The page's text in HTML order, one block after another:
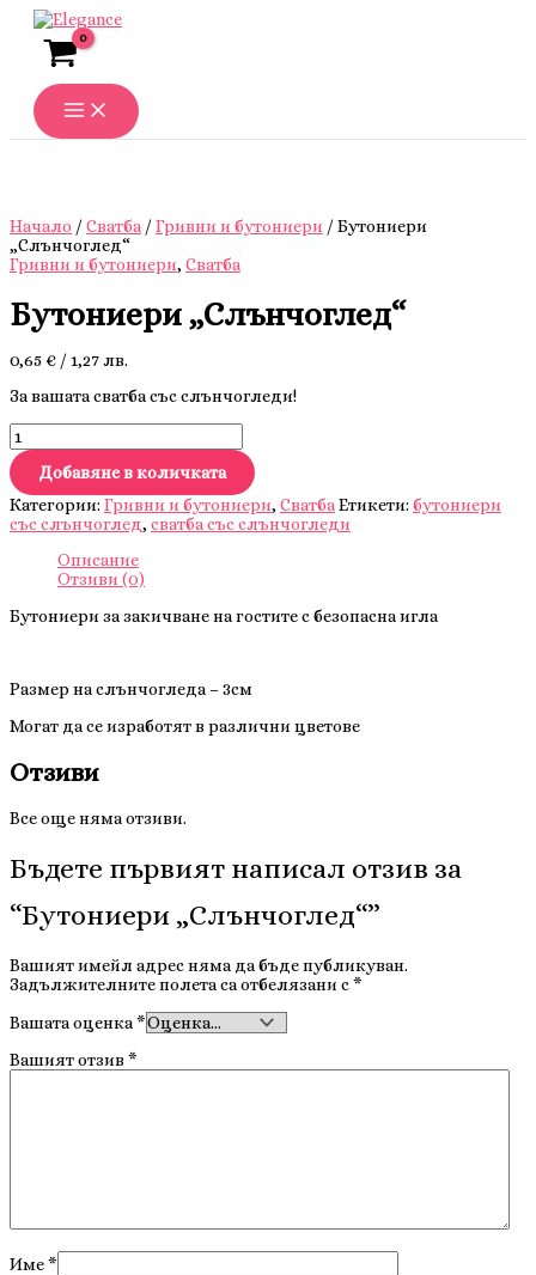
Skip
content
Начало / Сватба / Гривни и бутониери / Бутониери
„Слънчоглед“
Гривни и бутониери, Сватба
Бутониери „Слънчоглед“
0,65 € / 1,27 лв.
За вашата сватба със слънчогледи!
количество
за
Бутониери
"Слънчоглед"
Добавяне в количката
Категории: Гривни и бутониери, СватбаЕтикети: бутониери
със слънчоглед, сватба със слънчогледи
Описание
Отзиви (0)
Бутониери за закичване на гостите с безопасна игла
Размер на слънчогледа – 3см
Могат да се изработят в различни цветове
Отзиви
Все още няма отзиви.
Бъдете първият написал отзив за
“Бутониери „Слънчоглед“”
Вашият имейл адрес няма да бъде публикуван.
Задължителните полета са отбелязани с*
Вашата оценка*
Вашият отзив*
Име*